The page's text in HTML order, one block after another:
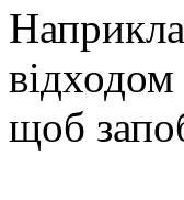
щоб